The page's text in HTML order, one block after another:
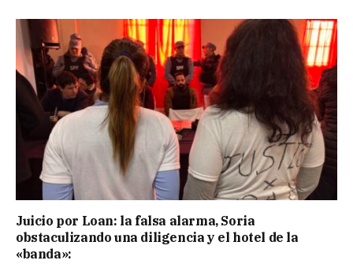
Juicio por Loan: la falsa alarma, Soria
obstaculizando una diligencia y el hotel de la
«banda»: